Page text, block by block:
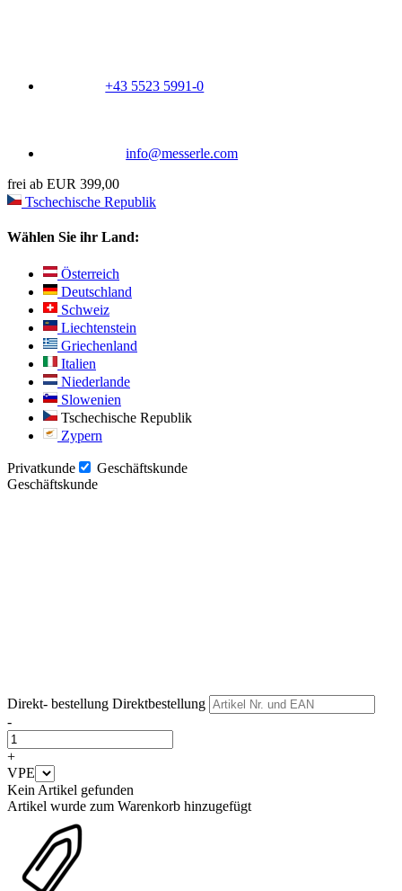
+43 5523 5991-0
info@messerle.com
frei ab EUR 399,00
Tschechische Republik
Wählen Sie ihr Land:
Österreich
Deutschland
Schweiz
Liechtenstein
Griechenland
Italien
Niederlande
Slowenien
Tschechische Republik
Zypern
Privatkunde
Geschäftskunde
Geschäftskunde
Direkt- bestellung Direktbestellung
-
+
VPE
Kein Artikel gefunden
Artikel wurde zum Warenkorb hinzugefügt